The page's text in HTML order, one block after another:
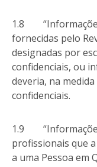
1.8
fornecidas pelo
designadas por
confidenciais, ou
deveria, na
confidenciais.
1.9
profissionais que
a uma Pessoa em